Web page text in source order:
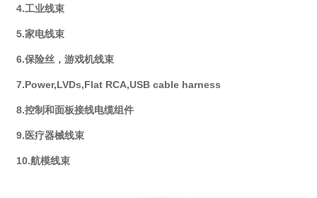
4.工业线束
5.家电线束
6.保险丝，游戏机线束
7.Power,LVDs,Flat RCA,USB cable harness
8.控制和面板接线电缆组件
9.医疗器械线束
10.航模线束